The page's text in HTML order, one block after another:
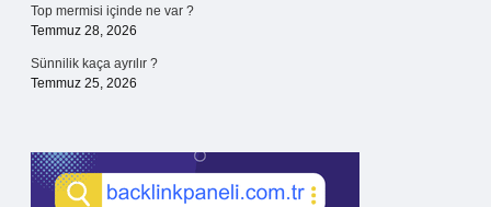
Top mermisi içinde ne var ?
Temmuz 28, 2026
Sünnilik kaça ayrılır ?
Temmuz 25, 2026